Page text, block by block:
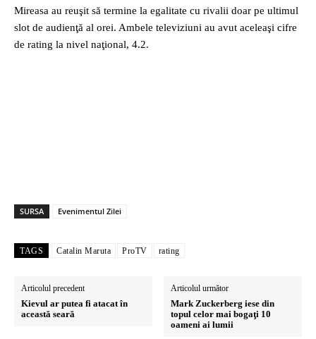
Mireasa au reuşit să termine la egalitate cu rivalii doar pe ultimul
slot de audienţă al orei. Ambele televiziuni au avut aceleaşi cifre
de rating la nivel naţional, 4.2.
SURSA Evenimentul Zilei
TAGS Catalin Maruta ProTV rating
Articolul precedent
Kievul ar putea fi atacat în
această seară
Articolul următor
Mark Zuckerberg iese din
topul celor mai bogaţi 10
oameni ai lumii